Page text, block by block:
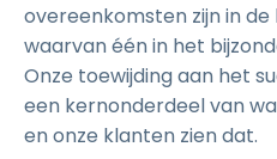
overeenkomsten zijn in
waarvan één in het
Onze toewijding aan het
een kernonderdeel van
en onze klanten zien dat.